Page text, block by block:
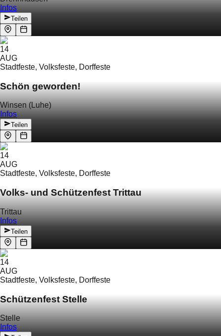
Infos
Teilen
14
AUG
Stadtfeste, Volksfeste, Dorffeste
Schön geworden!
Winsen (Luhe)
Infos
Teilen
14
AUG
Stadtfeste, Volksfeste, Dorffeste
Volks- und Schützenfest Trittau
Trittau
Infos
Teilen
14
AUG
Stadtfeste, Volksfeste, Dorffeste
Schützenfest Stelle
Stelle
Infos